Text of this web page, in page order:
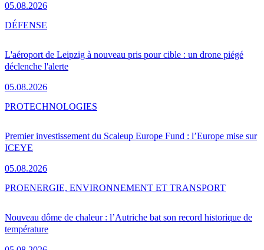
05.08.2026
L'aéroport de Leipzig à nouveau pris pour cible : un drone piégé
déclenche l'alerte
05.08.2026
DÉFENSE
Premier investissement du Scaleup Europe Fund : l’Europe mise sur
ICEYE
05.08.2026
PROTECHNOLOGIES
Nouveau dôme de chaleur : l’Autriche bat son record historique de
température
PROENERGIE, ENVIRONNEMENT ET TRANSPORT